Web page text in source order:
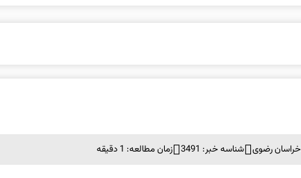
خراسان رضوی شناسه خبر: 3491 زمان مطالعه: 1 دقیقه